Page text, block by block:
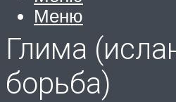
Меню
Глима
борьба)